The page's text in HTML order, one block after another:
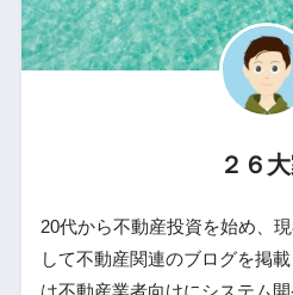
２６
20代から不動産投資を始め、
して不動産関連のブログを掲
は不動産業者向けにシステム